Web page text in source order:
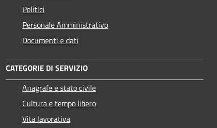
Politici
Personale Amministrativo
Documenti e dati
CATEGORIE DI SERVIZIO
Anagrafe e stato civile
Cultura e tempo libero
Vita lavorativa